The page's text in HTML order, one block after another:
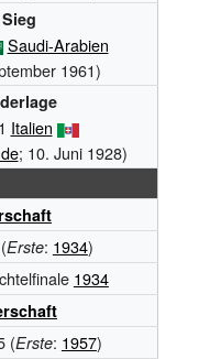
Saudi-Arabien
1961)
Italien
; 10. Juni 1928)
Erste: 1934)
1934
(Erste: 1957)